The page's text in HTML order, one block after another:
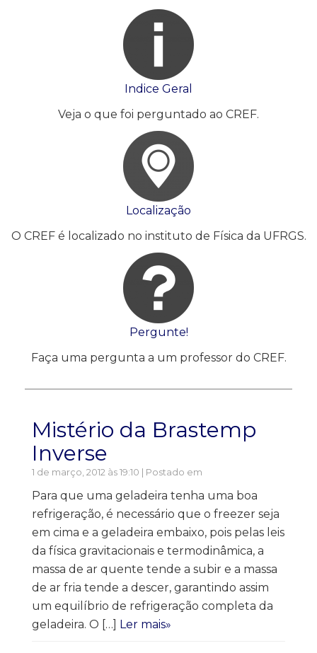
Indice Geral
Veja o que foi perguntado ao CREF.
Localização
O CREF é localizado no instituto de Física da UFRGS.
Pergunte!
Faça uma pergunta a um professor do CREF.
Mistério da Brastemp
Inverse
1 de março, 2012 às 19:10 | Postado em
Para que uma geladeira tenha uma boa
refrigeração, é necessário que o freezer seja
em cima e a geladeira embaixo, pois pelas leis
da física gravitacionais e termodinâmica, a
massa de ar quente tende a subir e a massa
de ar fria tende a descer, garantindo assim
um equilíbrio de refrigeração completa da
geladeira. O […] Ler mais»